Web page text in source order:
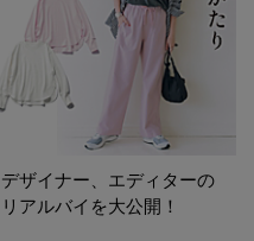
デザイナー、エディターの
リアルバイを大公開！